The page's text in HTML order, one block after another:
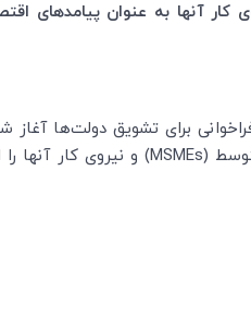
کار آنها به عنوان پیامدهای
برای تشویق دولت‌ها آغاز
(
MSMEs) و نیروی کار آنها را